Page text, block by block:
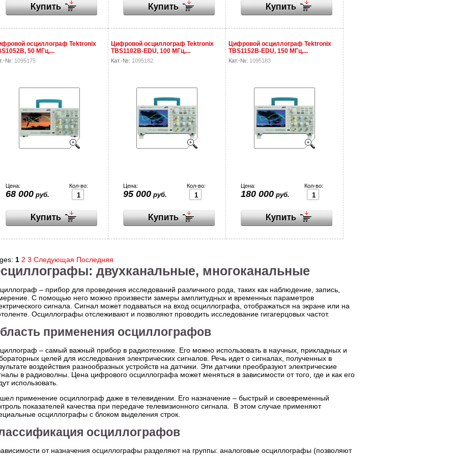
осциллограф Tektronix
50 МГц,...
№: 1095175
Цена:
68 000руб.
Кол-во:
Цифровой осциллограф Tektronix
TBS1102B-EDU, 100 МГц,...
Кат.-№: 1095182
Цена:
95 000руб.
Кол-во:
Цифровой осциллограф Tektronix
TBS1152B-EDU, 150 МГц,...
Кат.-№: 1095183
Цена:
180 000руб.
Кол-во:
1 2 3 Следующая Последняя
двухканальные, многоканальные
– прибор для проведения исследований различного рода, таких как наблюдение, запись,
С помощью него можно произвести замеры амплитудных и временных параметров
сигнала. Сигнал может подаваться на вход осциллографа, отображаться на экране или на
Осциллографы отслеживают и позволяют проводить исследование гигагерцовых частот.
применения осциллографов
– самый важный прибор в радиотехнике. Его можно использовать в научных, прикладных и
целей для исследования электрических сигналов. Речь идет о сигналах, полученных в
воздействия разнообразных устройств на датчики. Эти датчики преобразуют электрические
в радиоволны. Цена цифрового осциллографа может меняться в зависимости от того, где и как его
использовать.
применение осциллограф даже в телевидении. Его назначение – быстрый и своевременный
показателей качества при передаче телевизионного сигнала. В этом случае применяют
осциллографы с блоком выделения строк.
осциллографов
от назначения осциллографы разделяют на группы: аналоговые осциллографы (позволяют